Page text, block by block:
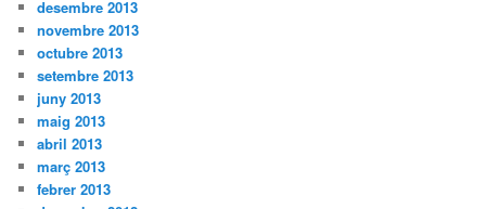
desembre 2013
novembre 2013
octubre 2013
setembre 2013
juny 2013
maig 2013
abril 2013
març 2013
febrer 2013